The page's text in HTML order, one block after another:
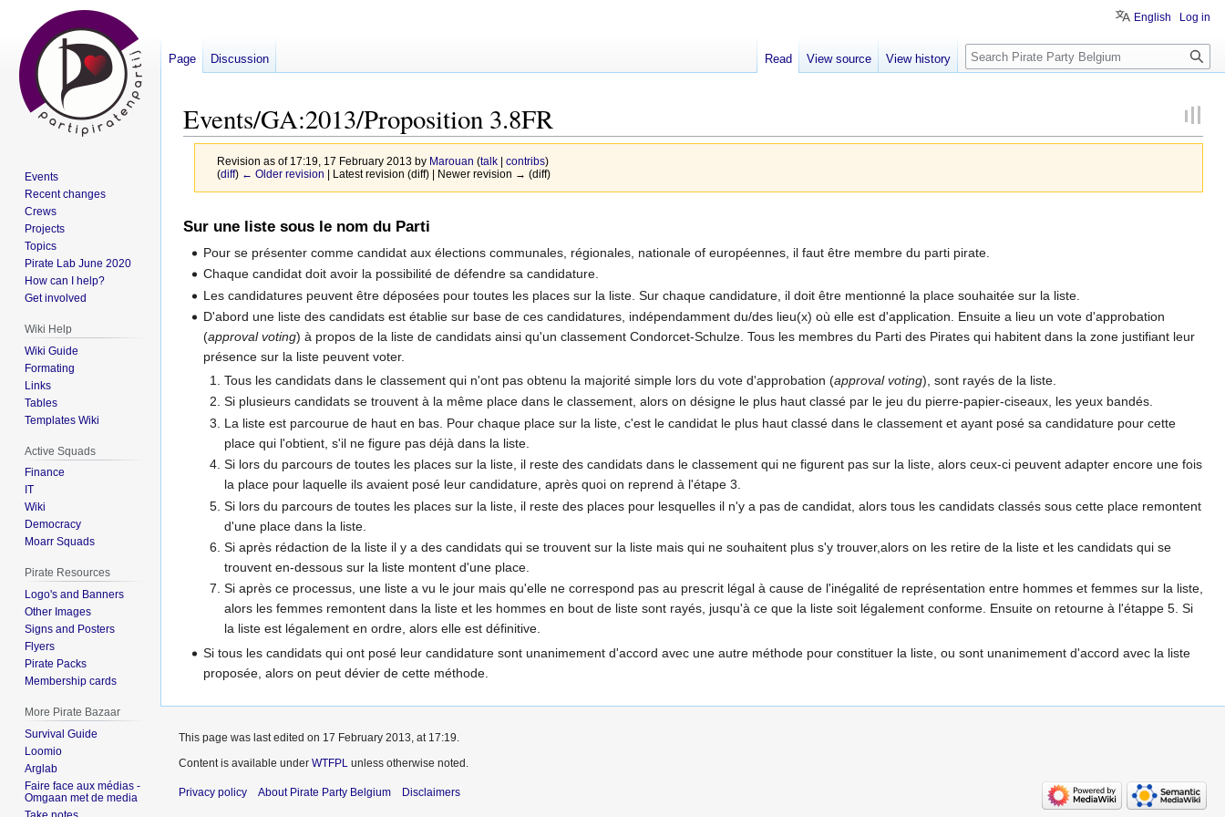
Events/GA:2013/Proposition 3.8FR
Revision as of 17:19, 17 February 2013 by Marouan (talk| contribs)
(diff) ← Older revision | Latest revision (diff) | Newer revision → (diff)
to
navigation
to
search
Sur une liste sous le nom du Parti
Pour se présenter comme candidat aux élections communales, régionales, nationale of européennes, il faut être membre du parti pirate.
Chaque candidat doit avoir la possibilité de défendre sa candidature.
Les candidatures peuvent être déposées pour toutes les places sur la liste. Sur chaque candidature, il doit être mentionné la place souhaitée sur la liste.
D'abord une liste des candidats est établie sur base de ces candidatures, indépendamment du/des lieu(x) où elle est d'application. Ensuite a lieu un vote d'approbation
(approval voting) à propos de la liste de candidats ainsi qu'un classement Condorcet-Schulze. Tous les membres du Parti des Pirates qui habitent dans la zone justifiant leur
présence sur la liste peuvent voter.
Tous les candidats dans le classement qui n'ont pas obtenu la majorité simple lors du vote d'approbation (approval voting), sont rayés de la liste.
Si plusieurs candidats se trouvent à la même place dans le classement, alors on désigne le plus haut classé par le jeu du pierre-papier-ciseaux, les yeux bandés.
La liste est parcourue de haut en bas. Pour chaque place sur la liste, c'est le candidat le plus haut classé dans le classement et ayant posé sa candidature pour cette
place qui l'obtient, s'il ne figure pas déjà dans la liste.
Si lors du parcours de toutes les places sur la liste, il reste des candidats dans le classement qui ne figurent pas sur la liste, alors ceux-ci peuvent adapter encore une fois
la place pour laquelle ils avaient posé leur candidature, après quoi on reprend à l'étape 3.
Si lors du parcours de toutes les places sur la liste, il reste des places pour lesquelles il n'y a pas de candidat, alors tous les candidats classés sous cette place remontent
d'une place dans la liste.
Si après rédaction de la liste il y a des candidats qui se trouvent sur la liste mais qui ne souhaitent plus s'y trouver,alors on les retire de la liste et les candidats qui se
trouvent en-dessous sur la liste montent d'une place.
Si après ce processus, une liste a vu le jour mais qu'elle ne correspond pas au prescrit légal à cause de l'inégalité de représentation entre hommes et femmes sur la liste,
alors les femmes remontent dans la liste et les hommes en bout de liste sont rayés, jusqu'à ce que la liste soit légalement conforme. Ensuite on retourne à l'étappe 5. Si
la liste est légalement en ordre, alors elle est définitive.
Si tous les candidats qui ont posé leur candidature sont unanimement d'accord avec une autre méthode pour constituer la liste, ou sont unanimement d'accord avec la liste
proposée, alors on peut dévier de cette méthode.
English Log in
Page Discussion Read View source View history Search
Events
Recent changes
Crews
Projects
Topics
Pirate Lab June 2020
How can I help?
Get involved
Wiki Help
Wiki Guide
Formating
Links
Tables
Templates Wiki
Active Squads
Finance
IT
Wiki
Democracy
Moarr Squads
Pirate Resources
Logo's and Banners
Other Images
Signs and Posters
Flyers
Pirate Packs
Membership cards
More Pirate Bazaar
Survival Guide
Loomio
Arglab
Faire face aux médias -
Omgaan met de media
This page was last edited on 17 February 2013, at 17:19.
Content is available under WTFPL unless otherwise noted.
Privacy policy About Pirate Party Belgium Disclaimers